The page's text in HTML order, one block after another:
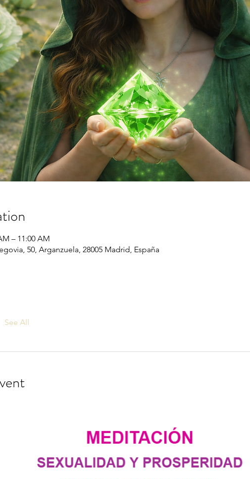
– 11:00 AM
50, Arganzuela, 28005 Madrid, España
See All